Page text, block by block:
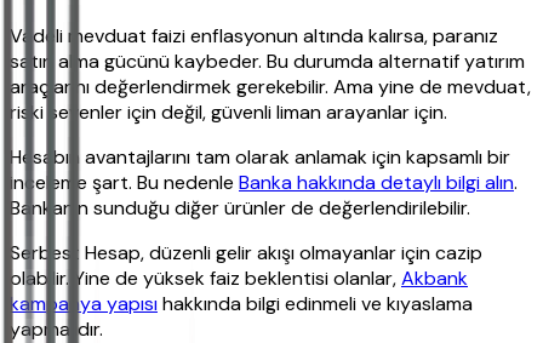
Vadeli mevduat faizi enflasyonun altında kalırsa, paranız
satın alma gücünü kaybeder. Bu durumda alternatif yatırım
araçlarını değerlendirmek gerekebilir. Ama yine de mevduat,
riski sevenler için değil, güvenli liman arayanlar için.
Hesabın avantajlarını tam olarak anlamak için kapsamlı bir
inceleme şart. Bu nedenle Banka hakkında detaylı bilgi alın.
Bankanın sunduğu diğer ürünler de değerlendirilebilir.
Serbest Hesap, düzenli gelir akışı olmayanlar için cazip
olabilir. Yine de yüksek faiz beklentisi olanlar,Akbank
kampanya yapısıhakkında bilgi edinmeli ve kıyaslama
yapmalıdır.